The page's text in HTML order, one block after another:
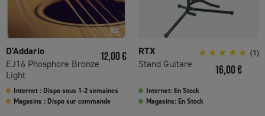
D'Addario
EJ16 Phosphore Bronze
Light
Prix
12,00 €
Internet : Dispo sous 1-2 semaines
Magasins : Dispo sur commande
RTX
Stand Guitare
(1)
Prix
16,00 €
Internet: En Stock
Magasins: En Stock